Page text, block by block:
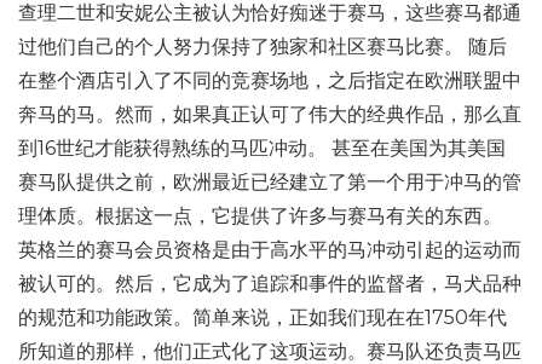
查理二世和安妮公主被认为恰好痴迷于赛马，这些赛马都通
过他们自己的个人努力保持了独家和社区赛马比赛。 随后
在整个酒店引入了不同的竞赛场地，之后指定在欧洲联盟中
奔马的马。然而，如果真正认可了伟大的经典作品，那么直
到16世纪才能获得熟练的马匹冲动。 甚至在美国为其美国
赛马队提供之前，欧洲最近已经建立了第一个用于冲马的管
理体质。根据这一点，它提供了许多与赛马有关的东西。
英格兰的赛马会员资格是由于高水平的马冲动引起的运动而
被认可的。然后，它成为了追踪和事件的监督者，马犬品种
的规范和功能政策。简单来说，正如我们现在在1750年代
所知道的那样，他们正式化了这项运动。赛马队还负责马匹